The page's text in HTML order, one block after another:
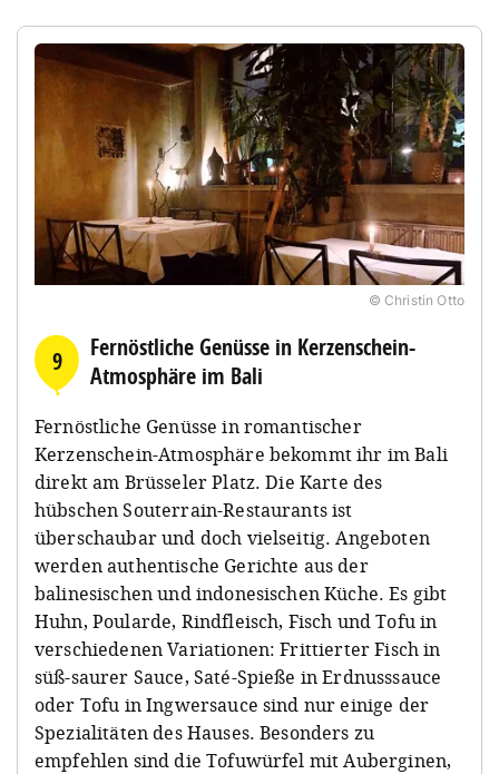
© Christin Otto
9
Fernöstliche Genüsse in Kerzenschein-
Atmosphäre im Bali
Fernöstliche Genüsse in romantischer
Kerzenschein-Atmosphäre bekommt ihr im Bali
direkt am Brüsseler Platz. Die Karte des
hübschen Souterrain-Restaurants ist
überschaubar und doch vielseitig. Angeboten
werden authentische Gerichte aus der
balinesischen und indonesischen Küche. Es gibt
Huhn, Poularde, Rindfleisch, Fisch und Tofu in
verschiedenen Variationen: Frittierter Fisch in
süß-saurer Sauce, Saté-Spieße in Erdnusssauce
oder Tofu in Ingwersauce sind nur einige der
Spezialitäten des Hauses. Besonders zu
empfehlen sind die Tofuwürfel mit Auberginen,